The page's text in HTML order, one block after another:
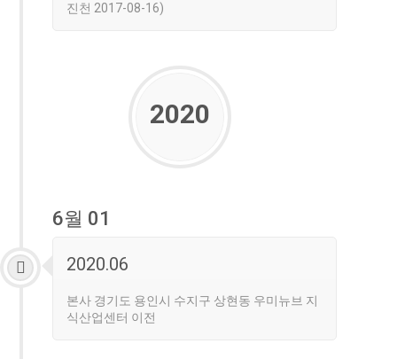
진천 2017-08-16)
2020
6월 01
2020.06
본사 경기도 용인시 수지구 상현동 우미뉴브 지
식산업센터 이전